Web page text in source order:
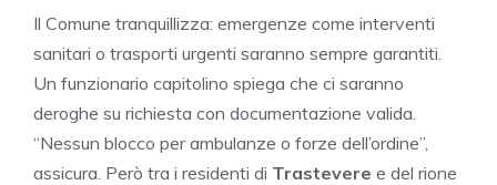
Il Comune tranquillizza: emergenze come interventi
sanitari o trasporti urgenti saranno sempre garantiti.
Un funzionario capitolino spiega che ci saranno
deroghe su richiesta con documentazione valida.
“Nessun blocco per ambulanze o forze dell’ordine”,
assicura. Però tra i residenti di Trastevere e del rione